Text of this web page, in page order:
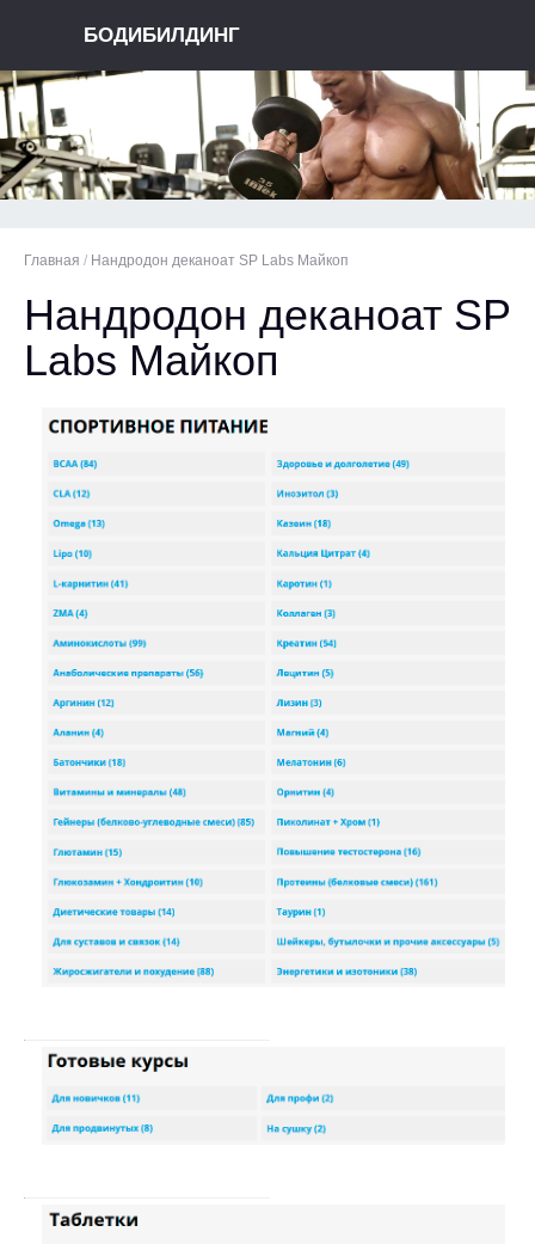
БОДИБИЛДИНГ
Главная / Нандродон деканоат SP Labs Майкоп
Нандродон деканоат SP
Labs Майкоп